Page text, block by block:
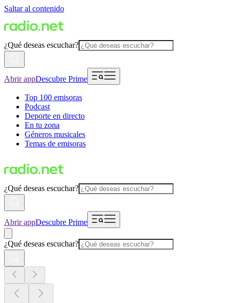
Saltar al contenido
¿Qué deseas escuchar?
Abrir appDescubre Prime
Top 100 emisoras
Podcast
Deporte en directo
En tu zona
Géneros musicales
Temas de emisoras
¿Qué deseas escuchar?
Abrir appDescubre Prime
¿Qué deseas escuchar?